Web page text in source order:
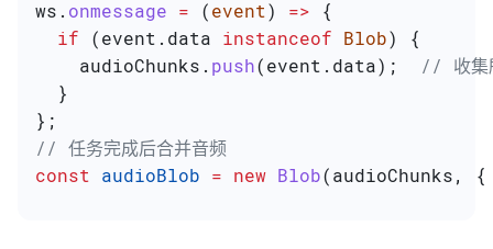
ws . onmessage = (event) => {
  if
(event . data instanceof Blob) {
    audioChunks
. push(event . data);
// 收集
  }
};
// 任务完成后合并音频
const audioBlob = new Blob(audioChunks,